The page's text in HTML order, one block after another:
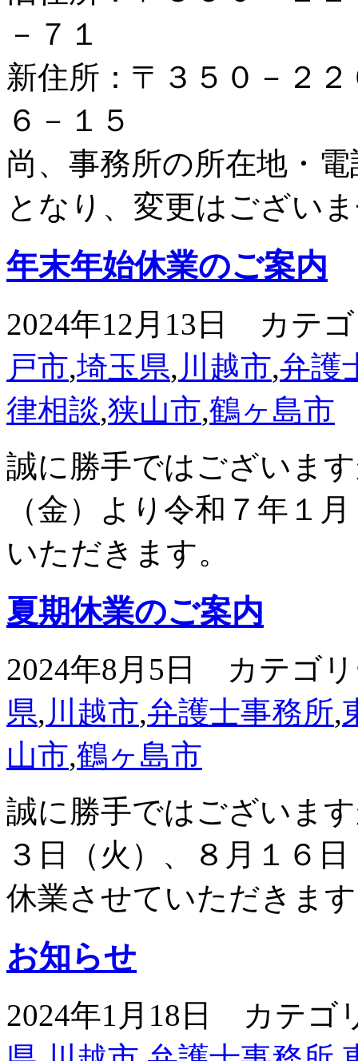
－７１
新住所：〒３５０－２
６－１５
尚、事務所の所在地・
となり、変更はござい
年末年始休業のご案内
2024年12月13日 カテ
戸市,埼玉県, 川越市,弁護
律相談,狭山市,鶴ヶ島市
誠に勝手ではございま
（金）より令和７年１
いただきます。
夏期休業のご案内
2024年8月5日 カテゴ
県, 川越市,弁護士事務所,
山市,鶴ヶ島市
誠に勝手ではございま
３日（火）、８月１６
休業させていただきま
お知らせ
2024年1月18日 カテゴ